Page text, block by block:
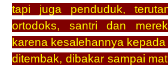
tapi juga penduduk,
ortodoks, santri dan
karena kesalehannya
ditembak, dibakar sampai